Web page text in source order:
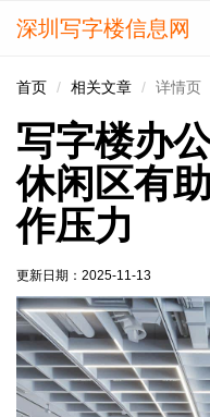
深圳写字楼信息网
首页 相关文章 详情页
写字楼办
休闲区有
作压力
更新日期： 2025-11-13